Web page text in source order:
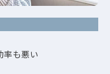
率も悪い